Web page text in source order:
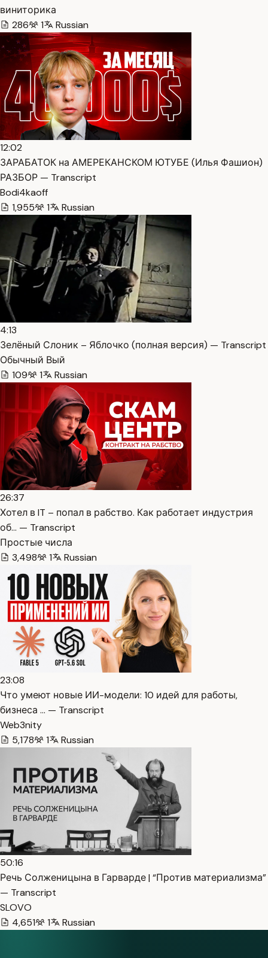
виниторика
286
1 Russian
12:02
ЗАРАБАТОК на АМЕРЕКАНСКОМ ЮТУБЕ (Илья Фашион)
РАЗБОР — Transcript
Bodi4kaoff
1,955
1 Russian
4:13
Зелёный Слоник – Яблочко (полная версия) — Transcript
Обычный Вый
109
1 Russian
26:37
Хотел в IT – попал в рабство. Как работает индустрия
об… — Transcript
Простые числа
3,498
1 Russian
23:08
Что умеют новые ИИ-модели: 10 идей для работы,
бизнеса … — Transcript
Web3nity
5,178
1 Russian
50:16
Речь Солженицына в Гарварде | “Против материализма”
— Transcript
SLOVO
4,651
1 Russian